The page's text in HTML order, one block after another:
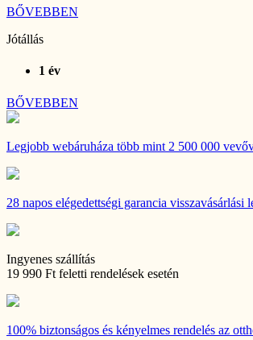
BŐVEBBEN
Jótállás
1 év
BŐVEBBEN
Legjobb webáruháza több mint 2 500 000
28 napos elégedettségi garancia visszavásárlási
Ingyenes szállítás
19 990 Ft feletti rendelések esetén
100% biztonságos és kényelmes rendelés az